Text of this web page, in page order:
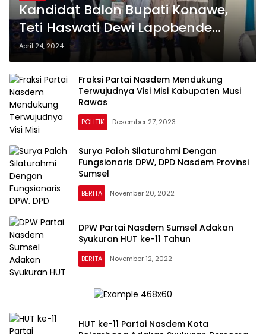
Kandidat Balon Bupati Konawe,
Teti Haswati Dewi Lapobende
Mengambil Formulir Pendaftaran
ke Partai Nasdem
April 24, 2024
Fraksi Partai Nasdem Mendukung
Terwujudnya Visi Misi Kabupaten Musi
Rawas
POLITIK Desember 27, 2023
Surya Paloh Silaturahmi Dengan
Fungsionaris DPW, DPD Nasdem Provinsi
Sumsel
BERITA November 20, 2022
DPW Partai Nasdem Sumsel Adakan
Syukuran HUT ke-11 Tahun
BERITA November 12, 2022
HUT ke-11 Partai Nasdem Kota